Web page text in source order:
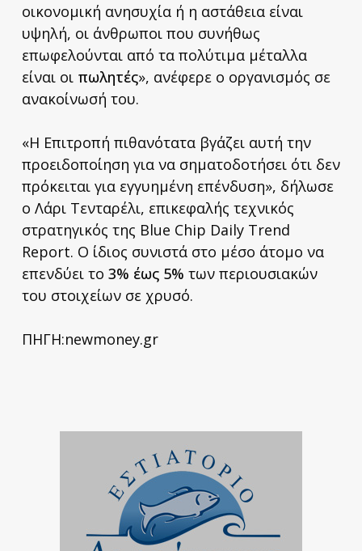
οικονομική ανησυχία ή η αστάθεια είναι
υψηλή, οι άνθρωποι που συνήθως
επωφελούνται από τα πολύτιμα μέταλλα
είναι οι πωλητές», ανέφερε ο οργανισμός σε
ανακοίνωσή του.
«Η Επιτροπή πιθανότατα βγάζει αυτή την
προειδοποίηση για να σηματοδοτήσει ότι δεν
πρόκειται για εγγυημένη επένδυση», δήλωσε
ο Λάρι Τενταρέλι, επικεφαλής τεχνικός
στρατηγικός της Blue Chip Daily Trend
Report. Ο ίδιος συνιστά στο μέσο άτομο να
επενδύει το 3% έως 5% των περιουσιακών
του στοιχείων σε χρυσό.
ΠΗΓΗ:newmoney.gr